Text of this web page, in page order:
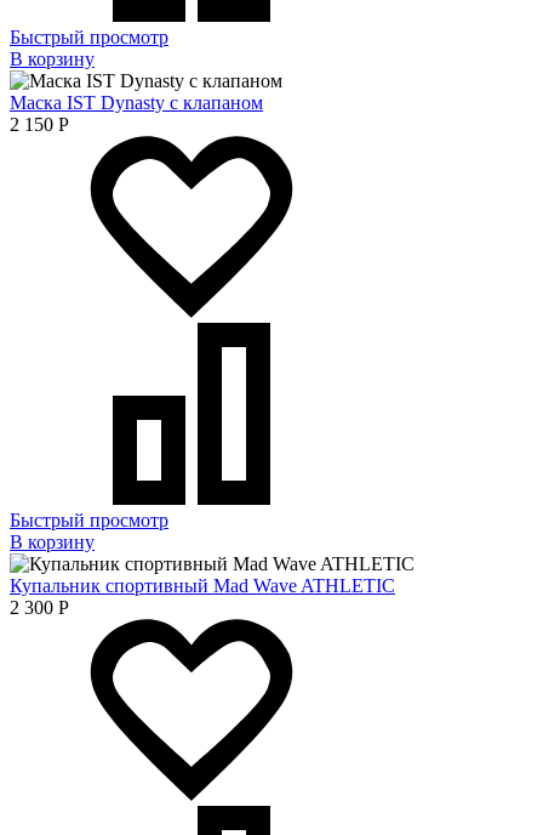
Быстрый просмотр
В корзину
Маска IST Dynasty с клапаном
2 150 Р
Быстрый просмотр
В корзину
Купальник спортивный Mad Wave ATHLETIC
2 300 Р